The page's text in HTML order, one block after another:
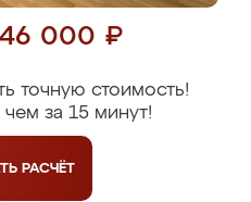
000 ₽
точную стоимость!
за 15 минут!
РАСЧЁТ